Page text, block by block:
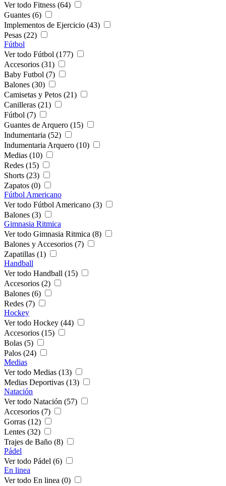
Ver todo Fitness (64)
Guantes (6)
Implementos de Ejercicio (43)
Pesas (22)
Fútbol
Ver todo Fútbol (177)
Accesorios (31)
Baby Futbol (7)
Balones (30)
Camisetas y Petos (21)
Canilleras (21)
Fútbol (7)
Guantes de Arquero (15)
Indumentaria (52)
Indumentaria Arquero (10)
Medias (10)
Redes (15)
Shorts (23)
Zapatos (0)
Fútbol Americano
Ver todo Fútbol Americano (3)
Balones (3)
Gimnasia Ritmica
Ver todo Gimnasia Ritmica (8)
Balones y Accesorios (7)
Zapatillas (1)
Handball
Ver todo Handball (15)
Accesorios (2)
Balones (6)
Redes (7)
Hockey
Ver todo Hockey (44)
Accesorios (15)
Bolas (5)
Palos (24)
Medias
Ver todo Medias (13)
Medias Deportivas (13)
Natación
Ver todo Natación (57)
Accesorios (7)
Gorras (12)
Lentes (32)
Trajes de Baño (8)
Pádel
Ver todo Pádel (6)
En linea
Ver todo En linea (0)